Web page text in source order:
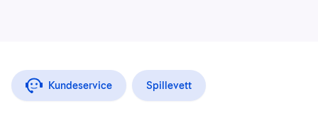
Kundeservice Spillevett